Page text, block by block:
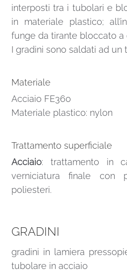
interposti tra i tubolari e
in materiale plastico;
funge da tirante bloccato a
I gradini sono saldati ad un
Materiale
Acciaio FE360
Materiale plastico: nylon
Trattamento superficiale
Acciaio: trattamento in
verniciatura finale con
poliesteri.
GRADINI
gradini in lamiera
tubolare in acciaio